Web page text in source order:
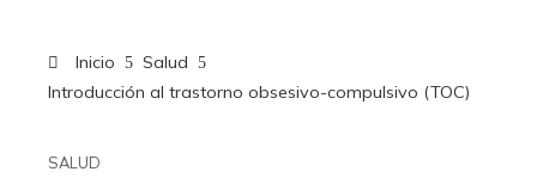
Inicio
Salud
Introducción al trastorno obsesivo-compulsivo (TOC)
SALUD